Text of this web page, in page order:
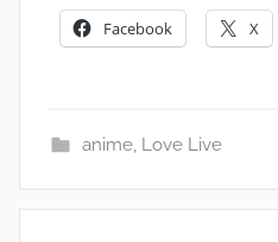
Facebook X
anime, Love Live